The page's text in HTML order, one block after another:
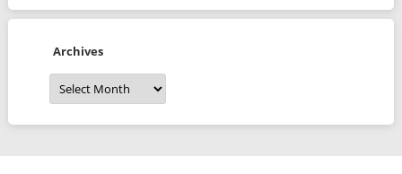
Archives
Archives